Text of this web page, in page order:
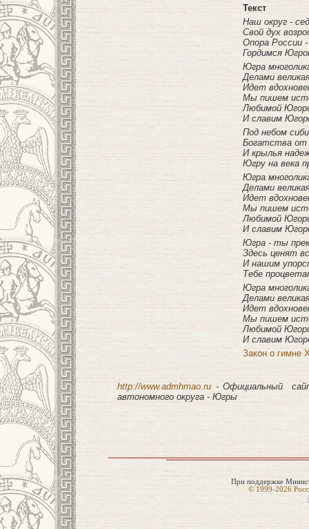
Текст
Наш округ -
Свой дух
Опора России
Гордимся
Югра
Делами
Идет
Мы пишем
Любимой
И славим
Под небом
Богатства от
И крылья
Югру на века
Югра
Делами
Идет
Мы пишем
Любимой
И славим
Югра - ты
Здесь ценят
И нашим
Тебе
Югра
Делами
Идет
Мы пишем
Любимой
И славим
Закон о гимне
http://www.admhmao.ru - Официальный
автономного округа - Югры
При поддержке
© 1999-2026